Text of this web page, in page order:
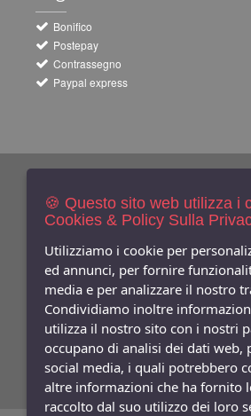
Bonifico
Postepay
Contrassegno
Paypal express
NewslettersIscriviti Gratis
Indica qui la tua email per ricevere sconti e
Privacy
Facebook
SeguiciSu
🍪 Questo sito web utilizza i
Cookies & Policy Sulla
Utilizziamo i cookie per
ed annunci, per fornire
media e per analizzare il nostro
Condividiamo inoltre
utilizza il nostro sito con i nostri
occupano di analisi dei dati web,
social media, i quali potrebbero
altre informazioni che ha fornito
raccolto dal suo utilizzo dei loro